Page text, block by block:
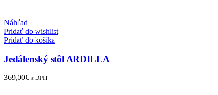
Náhľad
Pridať do wishlist
Pridať do košíka
Jedálenský stôl ARDILLA
369,00€ s DPH